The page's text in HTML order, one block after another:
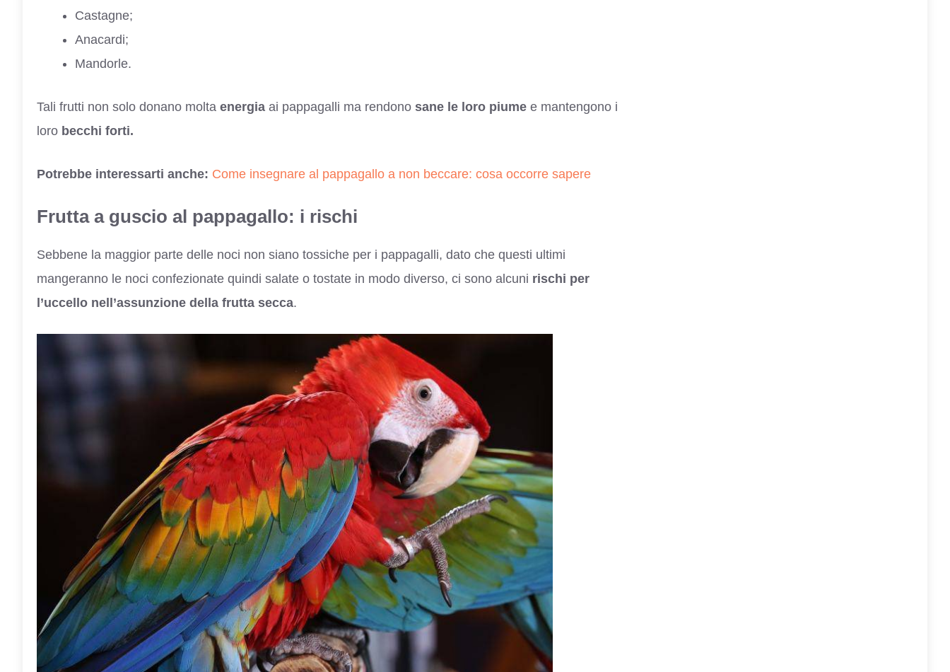
Castagne;
Anacardi;
Mandorle.
Tali frutti non solo donano molta energia ai pappagalli ma rendono sane le loro piume e mantengono i
loro becchi forti.
Potrebbe interessarti anche: Come insegnare al pappagallo a non beccare: cosa occorre sapere
Frutta a guscio al pappagallo: i rischi
Sebbene la maggior parte delle noci non siano tossiche per i pappagalli, dato che questi ultimi
mangeranno le noci confezionate quindi salate o tostate in modo diverso, ci sono alcuni rischi per
l’uccello nell’assunzione della frutta secca.